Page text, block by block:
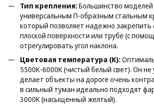
Тип крепления:Большинство
универсальным П-образным стальным
который позволяет надежно закрепить
плоской поверхности или трубе (с
отрегулировать угол наклона.
Цветовая температура (K):
5500K-6000K (чистый белый свет). Он не
делает объекты на дороге очень
в сильный туман идеально подходят
3000K (насыщенный желтый).